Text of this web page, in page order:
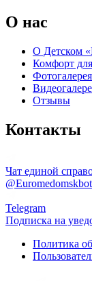
О нас
О Детском
Комфорт
Фотогалерея
Отзывы
Контакты
Чат единой
@Euromedomskbot
Telegram
Подписка на
Политика